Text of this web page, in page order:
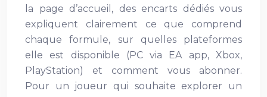
la page d’accueil, des encarts dédiés vous
expliquent clairement ce que comprend
chaque formule, sur quelles plateformes
elle est disponible (PC via EA app, Xbox,
PlayStation) et comment vous abonner.
Pour un joueur qui souhaite explorer un